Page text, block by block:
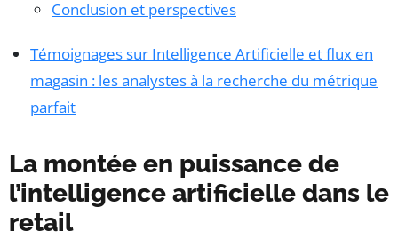
Conclusion et perspectives
Témoignages sur Intelligence Artificielle et flux en
magasin : les analystes à la recherche du métrique
parfait
La montée en puissance de
l’intelligence artificielle dans le
retail